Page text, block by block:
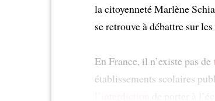
la citoyenneté Marlène
se retrouve à débattre sur
En France, il n’existe pas de
établissements scolaires